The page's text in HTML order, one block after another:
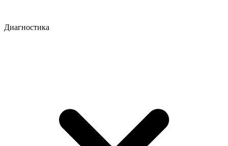
Диагностика